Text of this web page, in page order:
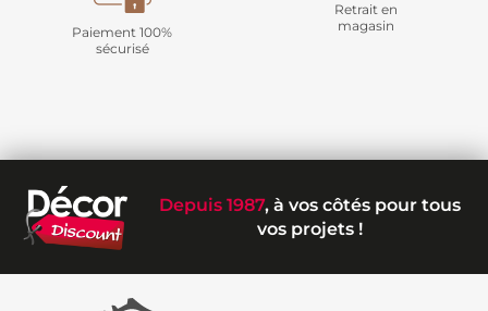
Paiement 100%
sécurisé
Retrait en
magasin
Depuis 1987, à vos côtés pour tous
vos projets !